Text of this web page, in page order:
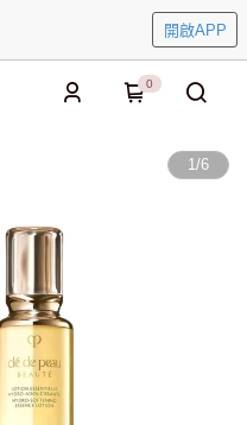
開啟APP
0
1/6